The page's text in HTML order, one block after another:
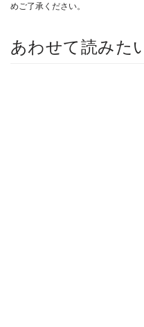
めご了承ください。
あわせて読みた